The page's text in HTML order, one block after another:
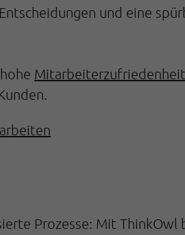
und eine
Prozesse: Mit ThinkOwl